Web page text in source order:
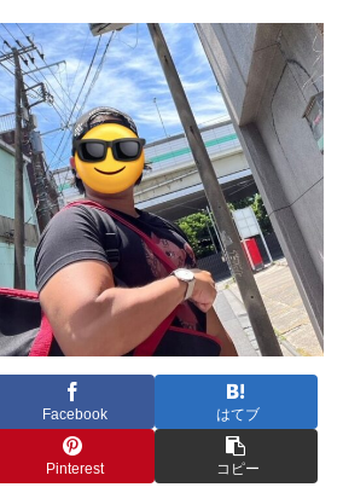
Facebook はてブ
Pinterest コピー